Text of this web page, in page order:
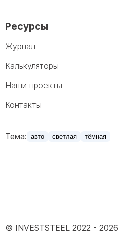
Ресурсы
Журнал
Калькуляторы
Наши проекты
Контакты
Тема: авто светлая тёмная
© INVESTSTEEL 2022 -2026